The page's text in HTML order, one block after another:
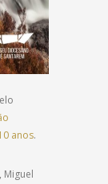
anos.
Miguel